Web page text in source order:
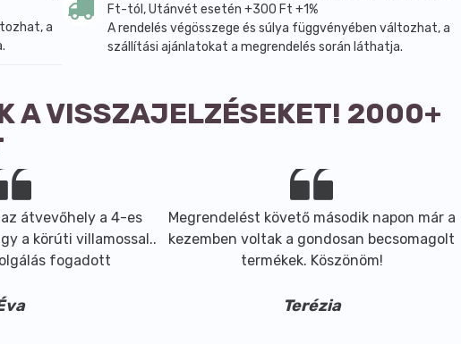
a
Ft-tól, Utánvét esetén +300 Ft +1%
A rendelés végösszege és súlya függvényében változhat, a
szállítási ajánlatokat a megrendelés során láthatja.
A VISSZAJELZÉSEKET! 2000+
a 4-es
körúti villamossal..
fogadott
Megrendelést követő második napon már a
kezemben voltak a gondosan becsomagolt
termékek. Köszönöm!
Terézia